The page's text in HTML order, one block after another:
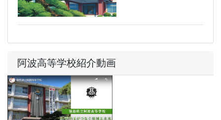
阿波高等学校紹介動画